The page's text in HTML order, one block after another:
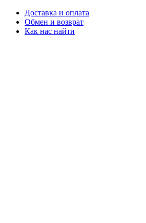
Доставка и оплата
Обмен и возврат
Как нас найти